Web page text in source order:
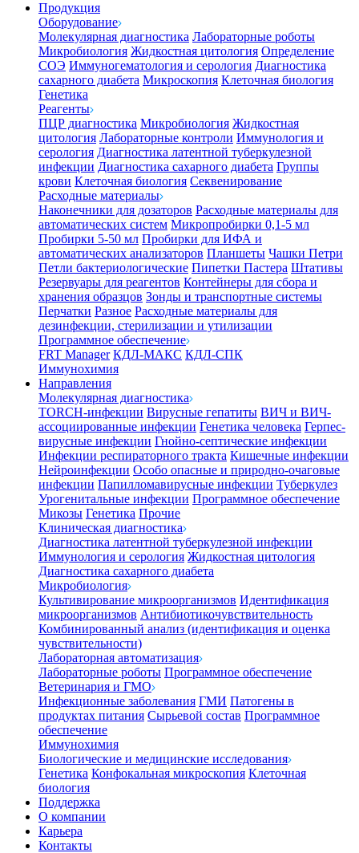
Продукция
Оборудование
Молекулярная диагностика Лабораторные роботы
Микробиология Жидкостная цитология Определение
СОЭ Иммуногематология и серология Диагностика
сахарного диабета Микроскопия Клеточная биология
Генетика
Реагенты
ПЦР диагностика Микробиология Жидкостная
цитология Лабораторные контроли Иммунология и
серология Диагностика латентной туберкулезной
инфекции Диагностика сахарного диабета Группы
крови Клеточная биология Секвенирование
Расходные материалы
Наконечники для дозаторов Расходные материалы для
автоматических систем Микропробирки 0,1-5 мл
Пробирки 5-50 мл Пробирки для ИФА и
автоматических анализаторов Планшеты Чашки Петри
Петли бактериологические Пипетки Пастера Штативы
Резервуары для реагентов Контейнеры для сбора и
хранения образцов Зонды и транспортные системы
Перчатки Разное Расходные материалы для
дезинфекции, стерилизации и утилизации
Программное обеспечение
FRT Manager КДЛ-МАКС КДЛ-СПК
Иммунохимия
Направления
Молекулярная диагностика
TORCH-инфекции Вирусные гепатиты ВИЧ и ВИЧ-
ассоциированные инфекции Генетика человека Герпес-
вирусные инфекции Гнойно-септические инфекции
Инфекции респираторного тракта Кишечные инфекции
Нейроинфекции Особо опасные и природно-очаговые
инфекции Папилломавирусные инфекции Туберкулез
Урогенитальные инфекции Программное обеспечение
Микозы Генетика Прочие
Клиническая диагностика
Диагностика латентной туберкулезной инфекции
Иммунология и серология Жидкостная цитология
Диагностика сахарного диабета
Микробиология
Культивирование микроорганизмов Идентификация
микроорганизмов Антибиотикочувствительность
Комбинированный анализ (идентификация и оценка
чувствительности)
Лабораторная автоматизация
Лабораторные роботы Программное обеспечение
Ветеринария и ГМО
Инфекционные заболевания ГМИ Патогены в
продуктах питания Сырьевой состав Программное
обеспечение
Иммунохимия
Биологические и медицинские исследования
Генетика Конфокальная микроскопия Клеточная
биология
Поддержка
О компании
Карьера
Контакты